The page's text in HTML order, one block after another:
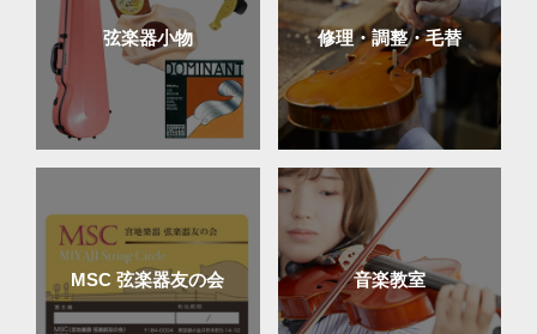
弦楽器小物 修理・調整・毛替
MSC 弦楽器友の会 音楽教室